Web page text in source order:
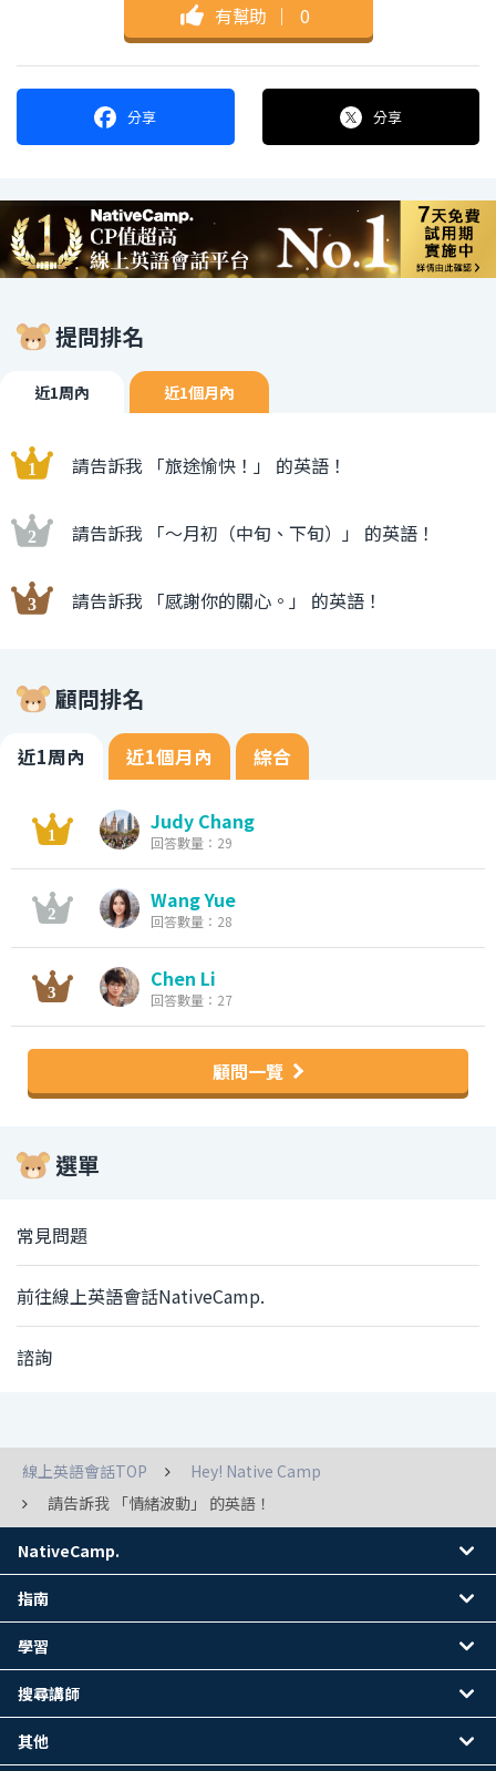
有幫助 ｜ 0
分享 分享
提問排名
近1周內 近1個月內
請告訴我 「旅途愉快！」 的英語！
請告訴我 「〜月初（中旬、下旬）」 的英語！
請告訴我 「感謝你的關心。」 的英語！
顧問排名
近1周內 近1個月內 綜合
Judy Chang
回答數量：29
Wang Yue
回答數量：28
Chen Li
回答數量：27
顧問一覽
選單
常見問題
前往線上英語會話NativeCamp.
諮詢
線上英語會話TOP
Hey! Native Camp
請告訴我 「情緒波動」 的英語！
NativeCamp.
指南
學習
搜尋講師
其他